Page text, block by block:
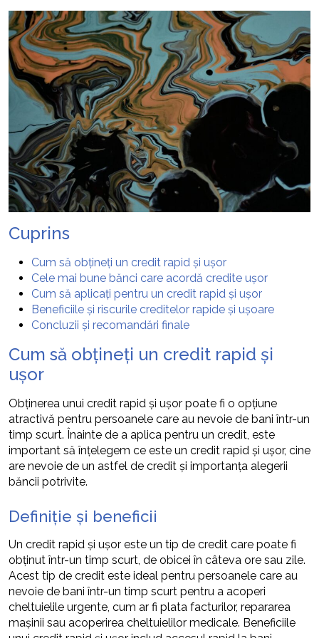
Cuprins
Cum să obțineți un credit rapid și ușor
Cele mai bune bănci care acordă credite ușor
Cum să aplicați pentru un credit rapid și ușor
Beneficiile și riscurile creditelor rapide și ușoare
Concluzii și recomandări finale
Cum să obțineți un credit rapid și
ușor
Obținerea unui credit rapid și ușor poate fi o opțiune
atractivă pentru persoanele care au nevoie de bani într-un
timp scurt. Înainte de a aplica pentru un credit, este
important să înțelegem ce este un credit rapid și ușor, cine
are nevoie de un astfel de credit și importanța alegerii
băncii potrivite.
Definiție și beneficii
Un credit rapid și ușor este un tip de credit care poate fi
obținut într-un timp scurt, de obicei în câteva ore sau zile.
Acest tip de credit este ideal pentru persoanele care au
nevoie de bani într-un timp scurt pentru a acoperi
cheltuielile urgente, cum ar fi plata facturilor, repararea
mașinii sau acoperirea cheltuielilor medicale. Beneficiile